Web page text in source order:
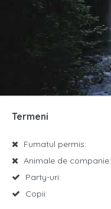
Termeni
Fumatul permis:
Animale de companie:
Party-uri:
Copii: